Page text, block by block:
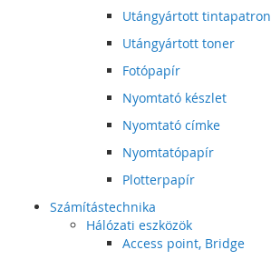
Utángyártott tintapatron
Utángyártott toner
Fotópapír
Nyomtató készlet
Nyomtató címke
Nyomtatópapír
Plotterpapír
Számítástechnika
Hálózati eszközök
Access point, Bridge